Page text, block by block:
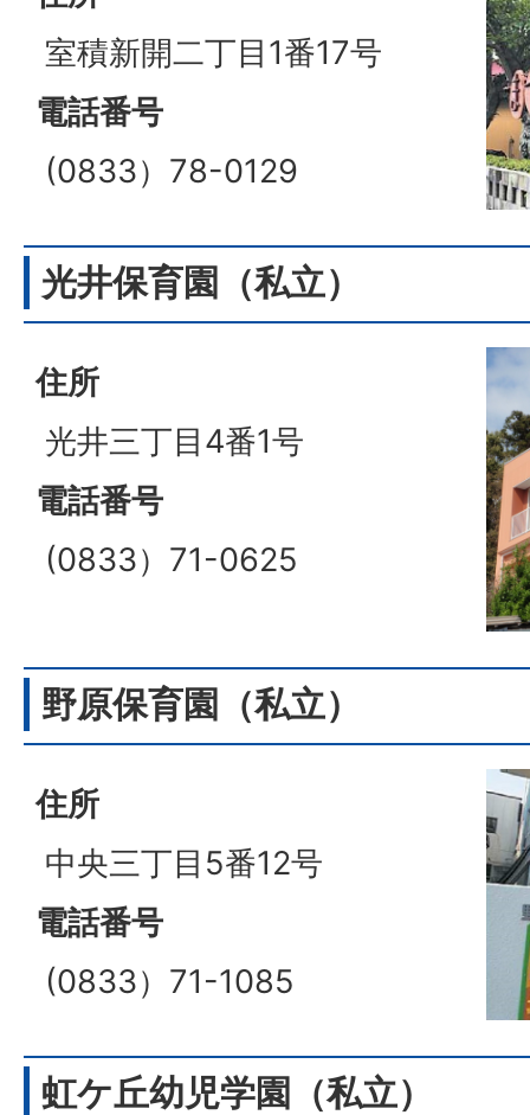
室積新開二丁目1番17号
電話番号
(0833）78-0129
光井保育園（私立）
住所
光井三丁目4番1号
電話番号
(0833）71-0625
野原保育園（私立）
住所
中央三丁目5番12号
電話番号
(0833）71-1085
虹ケ丘幼児学園（私立）